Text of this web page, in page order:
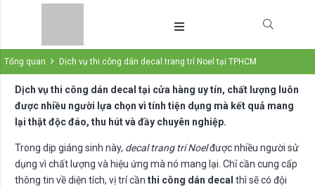
Tổng quan Dịch vụ thi công dán decal trang trí Noel tại TPHCM
Dịch vụ thi công dán decal tại cửa hàng uy tín, chất lượng luôn
được nhiều người lựa chọn vì tính tiện dụng mà kết quả mang
lại thật độc đáo, thu hút và đầy chuyên nghiệp.
Trong dịp giáng sinh này, decal trang trí Noelđược nhiều người sử
dụng vì chất lượng và hiệu ứng mà nó mang lại. Chỉ cần cung cấp
thông tin về diện tích, vị trí cần thi công dán decal thì sẽ có đội